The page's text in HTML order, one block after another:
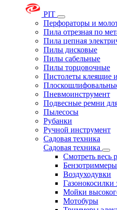
PIT
Перфораторы и
Пила отрезная по
Пила цепная
Пилы дисковые
Пилы сабельные
Пилы торцовочные
Пистолеты клеящие
Пневмоинструмент
Подвесные ремни
Пылесосы
Рубанки
Ручной инструмент
Садовая техника
Садовая техника
Смотреть весь
Бензотриммеры
Воздуходувки
Газонокосилки
Мойки
Мотобуры